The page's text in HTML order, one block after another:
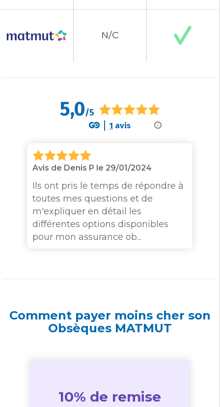
N/C
i
5,0/5
1 avis
Avis de Denis P le 29/01/2024
Ils ont pris le temps de répondre à
toutes mes questions et de
m'expliquer en détail les
différentes options disponibles
pour mon assurance ob...
Comment payer moins cher son
Obsèques MATMUT
10% de remise